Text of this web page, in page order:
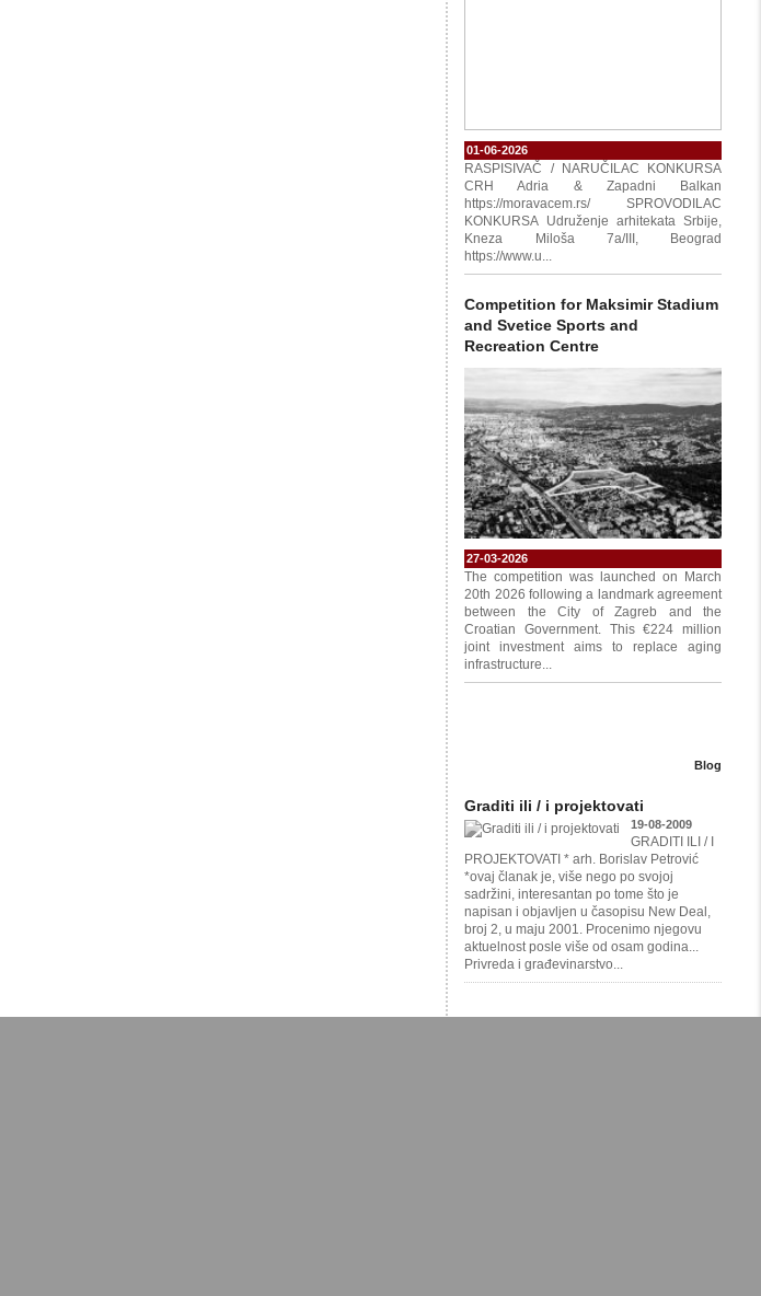
01-06-2026
RASPISIVAČ / NARUČILAC KONKURSA
CRH Adria & Zapadni Balkan
https://moravacem.rs/ SPROVODILAC
KONKURSA Udruženje arhitekata Srbije,
Kneza Miloša 7a/III, Beograd
https://www.u...
Competition for Maksimir Stadium
and Svetice Sports and
Recreation Centre
27-03-2026
The competition was launched on March
20th 2026 following a landmark agreement
between the City of Zagreb and the
Croatian Government. This €224 million
joint investment aims to replace aging
infrastructure...
Blog
Graditi ili / i projektovati
19-08-2009
GRADITI ILI / I
PROJEKTOVATI * arh. Borislav Petrović
*ovaj članak je, više nego po svojoj
sadržini, interesantan po tome što je
napisan i objavljen u časopisu New Deal,
broj 2, u maju 2001. Procenimo njegovu
aktuelnost posle više od osam godina...
Privreda i građevinarstvo...